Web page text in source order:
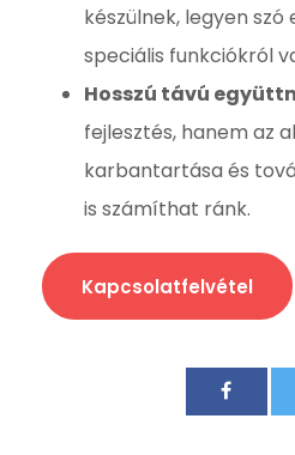
készülnek, legyen szó
speciális funkciókról
Hosszú távú
fejlesztés, hanem az
karbantartása és
is számíthat ránk.
Kapcsolatfelvétel